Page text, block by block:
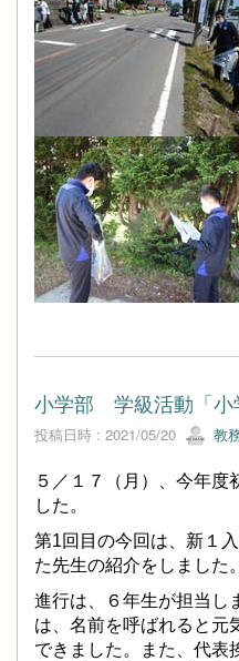
小学部 学級活動「小
投稿日時 : 2021/05/20 教
５／１７（月）、今年度
した。
第1回目の今回は、新１
た先生の紹介をしました。
進行は、６年生が担当し
は、名前を呼ばれると元
できました。また、代表